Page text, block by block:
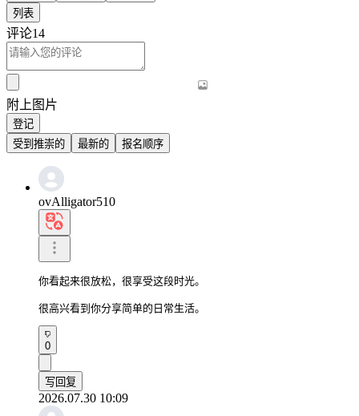
列表
评论14
附上图片
登记
受到推崇的
最新的 报名顺序
ovAlligator510
你看起来很放松，很享受这段时光。
很高兴看到你分享简单的日常生活。
0
写回复
2026.07.30 10:09